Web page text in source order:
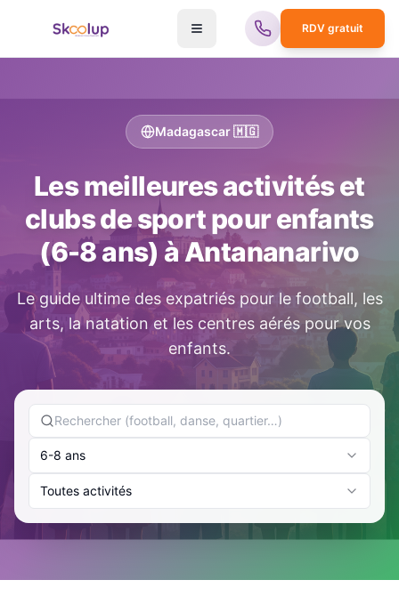
RDV gratuit
Madagascar🇲🇬
Les meilleures activités et
clubs de sport pour enfants
(6-8 ans) àAntananarivo
Le guide ultime des expatriés pour le football, les
arts, la natation et les centres aérés pour vos
enfants.
6-8 ans
Toutes activités